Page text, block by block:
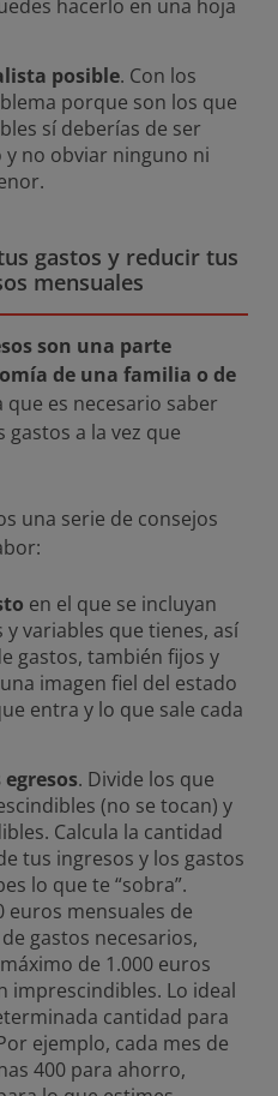
hacerlo en una hoja
posible. Con los
porque son los que
sí deberías de ser
no obviar ninguno ni
gastos y reducir tus
mensuales
son una parte
de una familia o de
que es necesario saber
a la vez que
una serie de consejos
en el que se incluyan
variables que tienes, así
gastos, también fijos y
imagen fiel del estado
entra y lo que sale cada
. Divide los que
(no se tocan) y
Calcula la cantidad
tus ingresos y los gastos
lo que te “sobra”.
euros mensuales de
gastos necesarios,
de 1.000 euros
imprescindibles. Lo ideal
cantidad para
ejemplo, cada mes de
400 para ahorro,